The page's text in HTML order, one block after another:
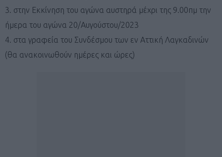
3. στην Εκκίνηση του αγώνα αυστηρά μέχρι της 9.00πμ την
ήμερα του αγώνα 20/Αυγούστου/2023
4. στα γραφεία του Συνδέσμου των εν Αττική Λαγκαδινών
(θα ανακοινωθούν ημέρες και ώρες)